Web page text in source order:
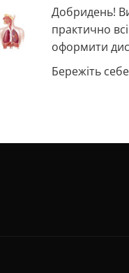
Добридень!
практично
оформити
Бережіть